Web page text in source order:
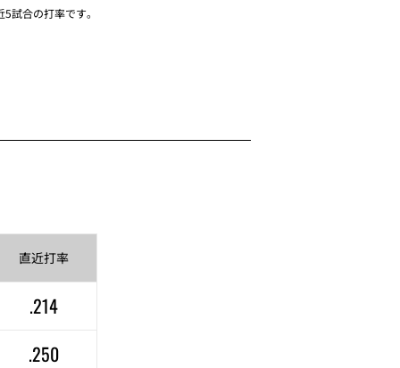
試合の打率です。
直近打率
.214
.250